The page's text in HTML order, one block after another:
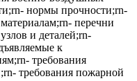
нормы прочности;rn-
перечни
и деталей;rn-
к
требования
требования пожарной